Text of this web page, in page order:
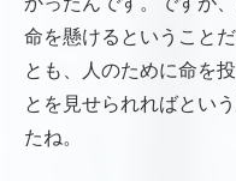
命を懸けるということ
とも、人のために命を
とを見せられればとい
たね。